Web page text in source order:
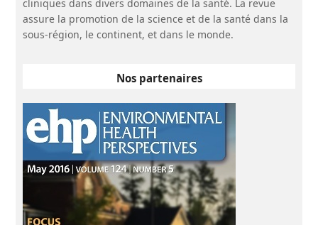
cliniques dans divers domaines de la santé. La revue
assure la promotion de la science et de la santé dans la
sous-région, le continent, et dans le monde.
Nos partenaires